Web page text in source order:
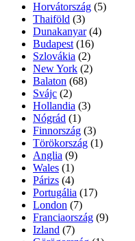
Horvátország (5)
Thaiföld (3)
Dunakanyar (4)
Budapest (16)
Szlovákia (2)
New York (2)
Balaton (68)
Svájc (2)
Hollandia (3)
Nógrád (1)
Finnország (3)
Törökország (1)
Anglia (9)
Wales (1)
Párizs (4)
Portugália (17)
London (7)
Franciaország (9)
Izland (7)